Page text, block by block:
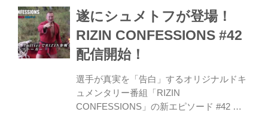
返す。追いかける町田に対し、大雅はフッ
いく。ラスト10秒、大雅の左ボディースト
レートと町田の膝が交錯し、1R終了。
とる展開。大雅は後ろに下がりながらもパ
ンチ...
遂にシュメトフが登場！
RIZIN CONFESSIONS #42
配信開始！
選手が真実を「告白」するオリジナルドキ
ュメンタリー番組「RIZIN
CONFESSIONS」の新エピソード #42 を